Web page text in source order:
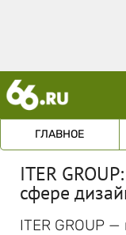
ГЛАВНОЕ
ITER
сфере
ITER GROUP